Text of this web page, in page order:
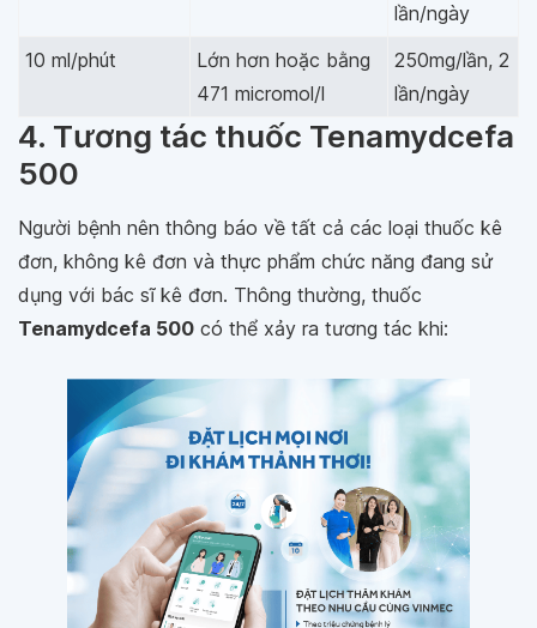
lần/ngày
10 ml/phút
Lớn hơn hoặc bằng
471 micromol/l
250mg/lần, 2
lần/ngày
4. Tương tác thuốc Tenamydcefa
500
Người bệnh nên thông báo về tất cả các loại thuốc kê
đơn, không kê đơn và thực phẩm chức năng đang sử
dụng với bác sĩ kê đơn. Thông thường, thuốc
Tenamydcefa 500 có thể xảy ra tương tác khi: